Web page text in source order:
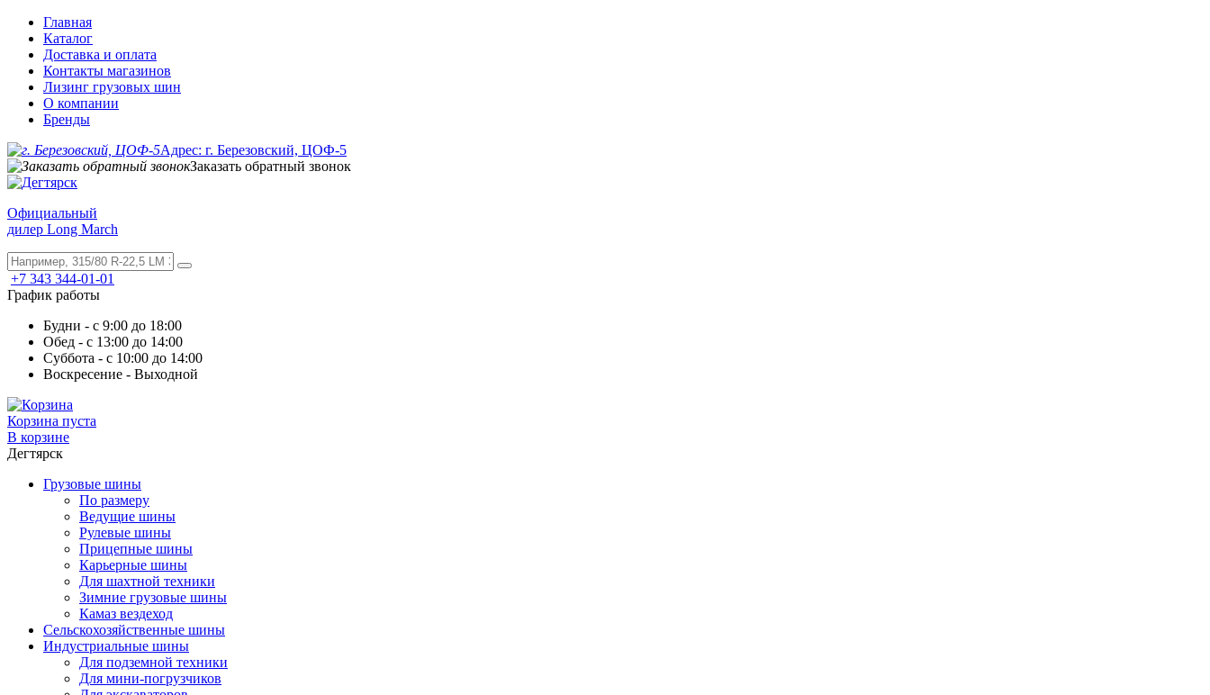
Главная
Каталог
Доставка и оплата
Контакты магазинов
Лизинг грузовых шин
О компании
Бренды
Адрес: г. Березовский, ЦОФ-5
Заказать обратный звонок
Официальный
дилер Long March
+7 343 344-01-01
График работы
Будни - с 9:00 до 18:00
Обед - с 13:00 до 14:00
Суббота - с 10:00 до 14:00
Воскресение - Выходной
Корзина пуста
В корзине
Дегтярск
Грузовые шины
По размеру
Ведущие шины
Рулевые шины
Прицепные шины
Карьерные шины
Для шахтной техники
Зимние грузовые шины
Камаз вездеход
Сельскохозяйственные шины
Индустриальные шины
Для подземной техники
Для мини-погрузчиков